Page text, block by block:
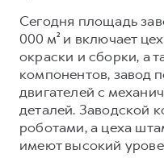
Сегодня площадь
000 м² и включает
окраски и сборки, а
компонентов, завод
двигателей с
деталей. Заводской
роботами, а цеха
имеют высокий